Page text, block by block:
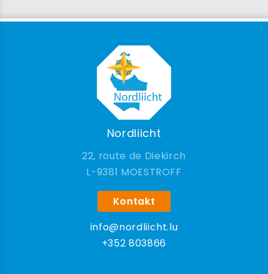
Nordliicht
22, route de Diekirch
9381 MOESTROFF
Kontakt
info@nordliicht.lu
+352 803866